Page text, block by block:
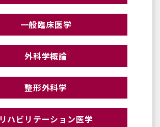
一般臨床医学
外科学概論
整形外科学
リハビリテーション医学